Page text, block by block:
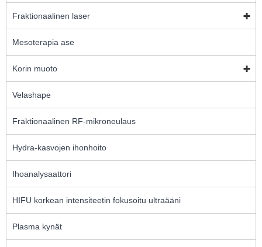
Fraktionaalinen laser
Mesoterapia ase
Korin muoto
Velashape
Fraktionaalinen RF-mikroneulaus
Hydra-kasvojen ihonhoito
Ihoanalysaattori
HIFU korkean intensiteetin fokusoitu ultraääni
Plasma kynät